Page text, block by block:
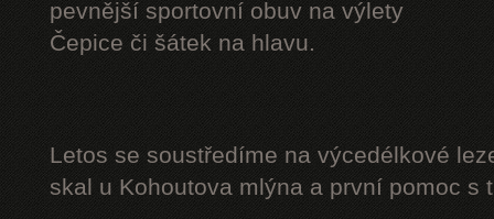
pevnější sportovní obuv na výlety
Čepice či šátek na hlavu.
Letos se soustředíme na výcedélkové
skal u Kohoutova mlýna a první pomoc s